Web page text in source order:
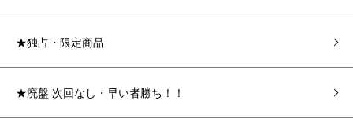
★独占・限定商品
★廃盤 次回なし・早い者勝ち！！